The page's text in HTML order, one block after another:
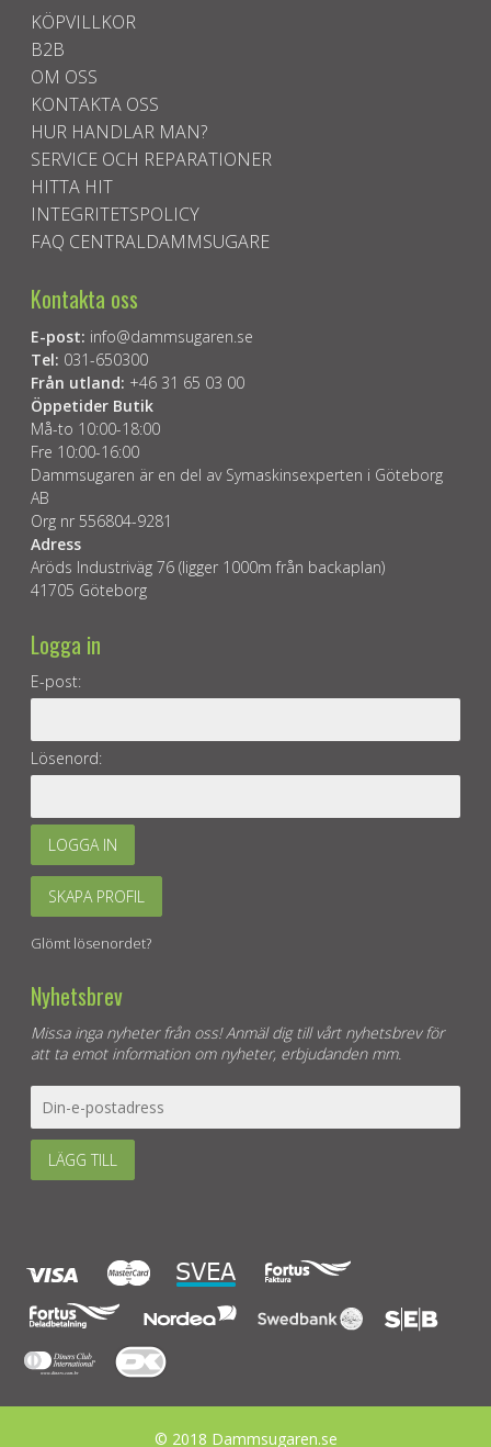
KÖPVILLKOR
B2B
OM OSS
KONTAKTA OSS
HUR HANDLAR MAN?
SERVICE OCH REPARATIONER
HITTA HIT
INTEGRITETSPOLICY
FAQ CENTRALDAMMSUGARE
Kontakta oss
E-post: info@dammsugaren.se
Tel: 031-650300
Från utland: +46 31 65 03 00
Öppetider Butik
Må-to 10:00-18:00
Fre 10:00-16:00
Dammsugaren är en del av Symaskinsexperten i Göteborg
AB
Org nr 556804-9281
Adress
Aröds Industriväg 76 (ligger 1000m från backaplan)
41705 Göteborg
Logga in
E-post:
Lösenord:
LOGGA IN
SKAPA PROFIL
Glömt lösenordet?
Nyhetsbrev
Missa inga nyheter från oss! Anmäl dig till vårt nyhetsbrev för
att ta emot information om nyheter, erbjudanden mm.
LÄGG TILL
© 2018 Dammsugaren.se